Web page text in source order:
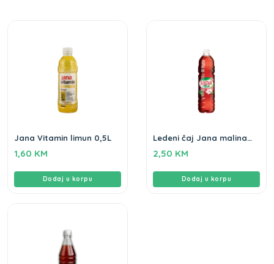
Jana Vitamin limun 0,5L
1,60 KM
Dodaj u korpu
Ledeni čaj Jana malina
2,50 KM
Dodaj u korpu